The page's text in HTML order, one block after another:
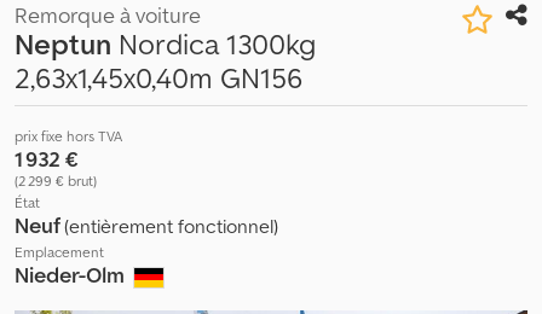
Remorque à voiture
Neptun Nordica 1300kg
2,63x1,45x0,40m GN156
prix fixe hors TVA
1 932 €
(2 299 € brut)
État
Neuf(entièrement fonctionnel)
Emplacement
Nieder-Olm